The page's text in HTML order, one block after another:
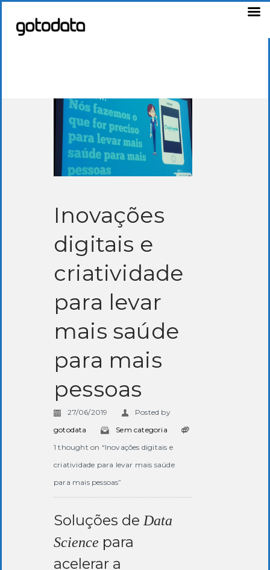
Inovações
digitais e
criatividade
para levar
mais saúde
para mais
pessoas
27/06/2019
Posted by
gotodata
Sem categoria
1 thought on “Inovações digitais e
criatividade para levar mais saúde
para mais pessoas”
Soluções de Data
Science para
acelerar a